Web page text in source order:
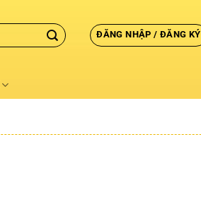
ĐĂNG NHẬP / ĐĂNG KÝ